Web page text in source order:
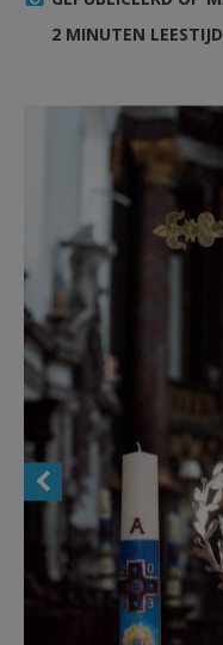
AANMELDEN
2 MINUTEN LEESTIJD